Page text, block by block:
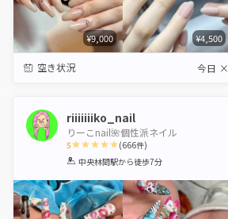
¥9,000 ¥4,500
空き状況 今日 ×
riiiiiiiko_nail
りーこnail🌺個性派ネイル
5
1 2 3 4 5
(666件)
中央林間駅から徒歩7分